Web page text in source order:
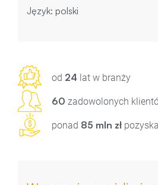
Język: polski
od 24 lat w branży
60 zadowolonych
ponad 85 mln zł